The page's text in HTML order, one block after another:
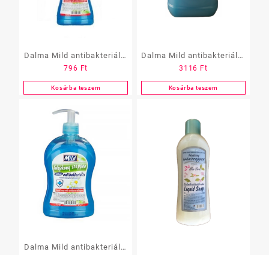
Dalma Mild antibakteriális
foly. szappan 1 l
796 Ft
Kosárba teszem
Dalma Mild antibakteriális
foly. szappan 5 l
3116 Ft
Kosárba teszem
Dalma Mild antibakteriális